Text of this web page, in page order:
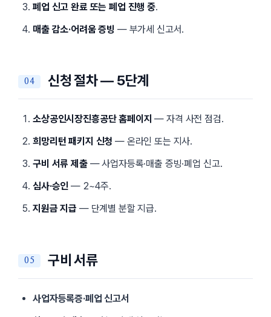
폐업 신고 완료 또는 폐업 진행 중.
매출 감소·어려움 증빙 — 부가세 신고서.
신청 절차 — 5단계
소상공인시장진흥공단 홈페이지 — 자격 사전 점검.
희망리턴 패키지 신청 — 온라인 또는 지사.
구비 서류 제출— 사업자등록·매출 증빙·폐업 신고.
심사·승인 — 2~4주.
지원금 지급 — 단계별 분할 지급.
구비 서류
사업자등록증·폐업 신고서